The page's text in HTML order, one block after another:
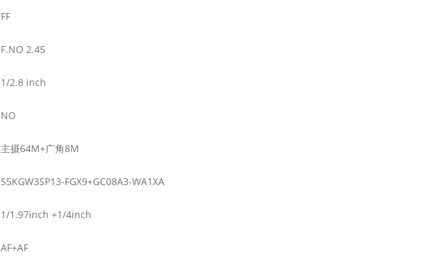
FF
F.NO 2.45
1/2.8 inch
NO
主摄64M+广角8M
S5KGW3SP13-FGX9+GC08A3-WA1XA
1/1.97inch +1/4inch
AF+AF